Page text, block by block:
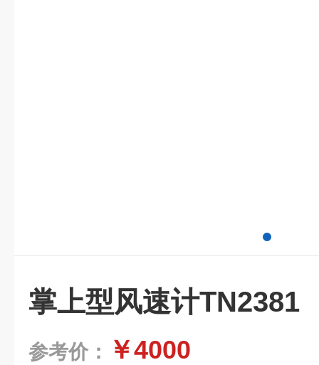
掌上型风速计TN2381
参考价： ￥4000